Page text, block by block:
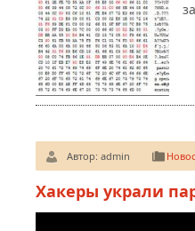
Автор: admin
Хакеры украли